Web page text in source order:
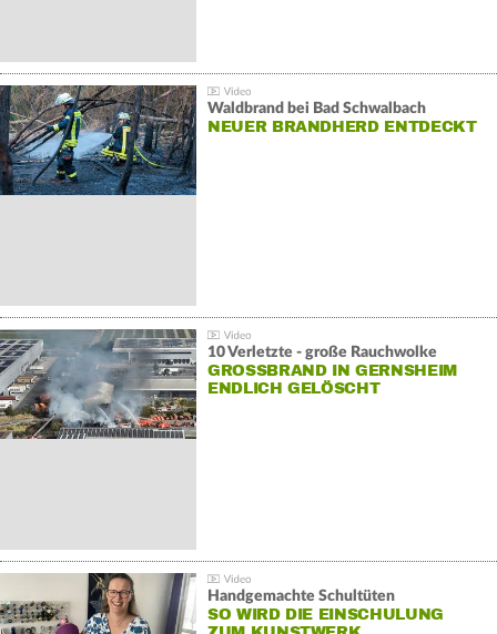
Waldbrand bei Bad Schwalbach
NEUER BRANDHERD ENTDECKT
10 Verletzte - große Rauchwolke
GROSSBRAND IN GERNSHEIM E
NDLICH GELÖSCHT
Handgemachte Schultüten
SO WIRD DIE EINSCHULUNG